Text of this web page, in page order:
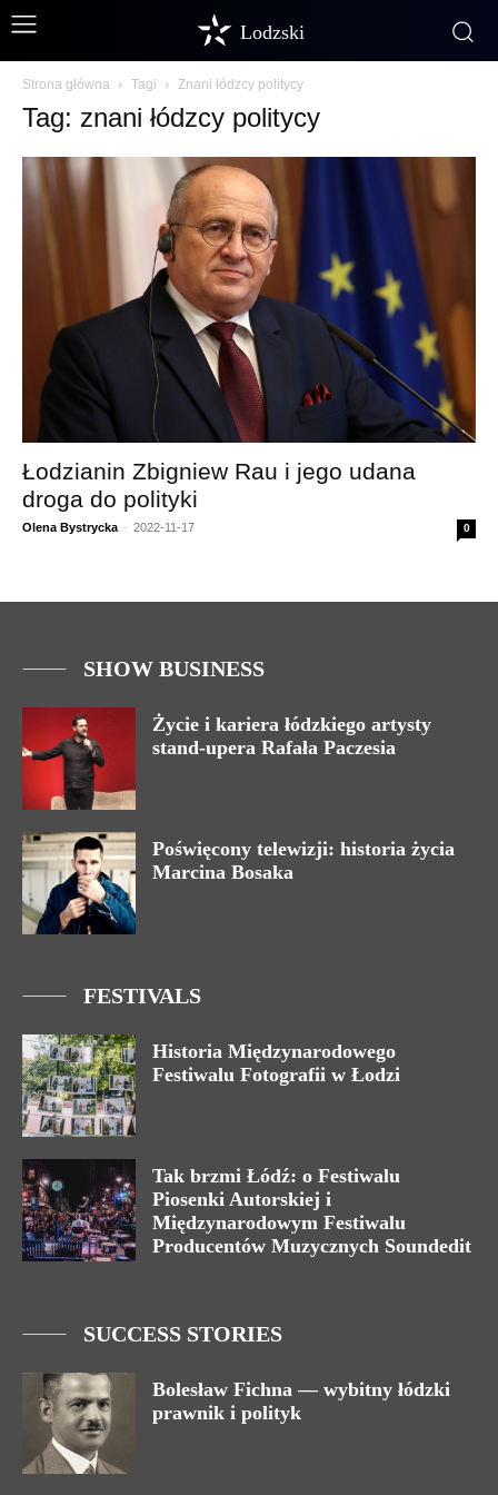
Lodzski
Strona główna Tagi Znani łódzcy politycy
Tag: znani łódzcy politycy
Łodzianin Zbigniew Rau i jego udana
droga do polityki
Olena Bystrycka - 2022-11-17 0
SHOW BUSINESS
Życie i kariera łódzkiego artysty
stand-upera Rafała Paczesia
Poświęcony telewizji: historia życia
Marcina Bosaka
FESTIVALS
Historia Międzynarodowego
Festiwalu Fotografii w Łodzi
Tak brzmi Łódź: o Festiwalu
Piosenki Autorskiej i
Międzynarodowym Festiwalu
Producentów Muzycznych Soundedit
SUCCESS STORIES
Bolesław Fichna — wybitny łódzki
prawnik i polityk